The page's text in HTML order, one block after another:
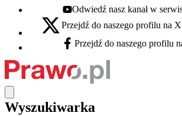
Youtube - otwiera się w nowej karcie
Odwiedź nasz kanał w
X - otwiera się w nowej karcie
Przejdź do naszego profilu na
Facebook - otwiera się w nowej karcie
Przejdź do naszego profilu
Wyszukiwarka